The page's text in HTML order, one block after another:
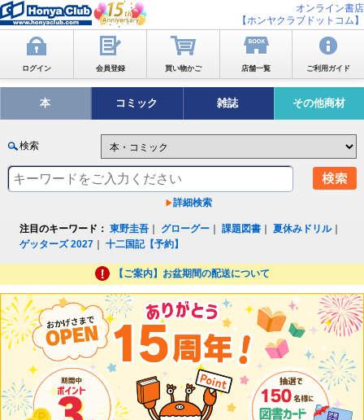
オンライン書店
【ホンヤクラブドットコム】
ログイン 会員登録 買い物かご 店舗一覧 ご利用ガイド
本 コミック 雑誌 その他商材
検索
詳細検索
注目のキーワード： 東野圭吾 グローグー ｜課題図書 ｜夏休みドリル｜
ゲッターズ 2027 ｜十二国記【予約】
【ご案内】お盆期間の配送について